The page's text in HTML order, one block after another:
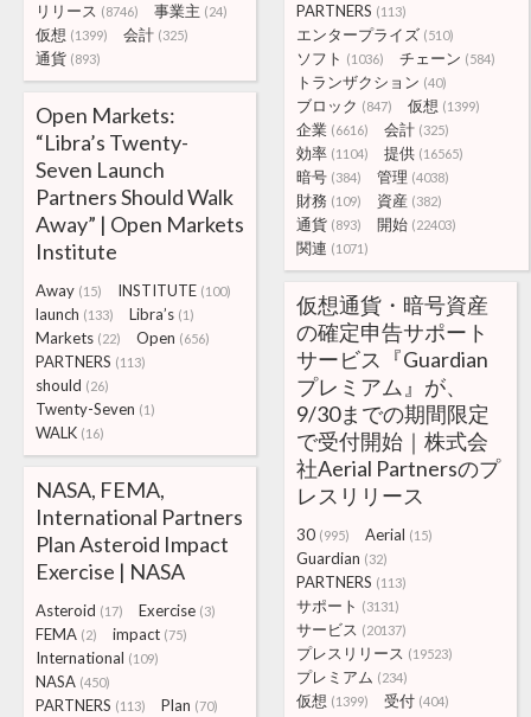
PARTNERS (113)
エンタープライズ (510)
ソフト (1036) チェーン (584)
トランザクション (40)
ブロック (847) 仮想 (1399)
企業 (6616) 会計 (325)
効率 (1104) 提供 (16565)
暗号 (384) 管理 (4038)
財務 (109) 資産 (382)
通貨 (893) 開始 (22403)
関連 (1071)
リリース (8746) 事業主 (24)
仮想 (1399) 会計 (325)
通貨 (893)
Open Markets:
“Libra’s Twenty-
Seven Launch
Partners Should Walk
Away” | Open Markets
Institute
Away (15) INSTITUTE (100)
launch (133) Libra’s (1)
Markets (22) Open (656)
PARTNERS (113)
should (26)
Twenty-Seven (1)
WALK (16)
仮想通貨・暗号資産
の確定申告サポート
サービス『Guardian
プレミアム』が、
9/30までの期間限定
で受付開始｜株式会
社Aerial Partnersのプ
レスリリース
30 (995) Aerial (15)
Guardian (32)
PARTNERS (113)
サポート (3131)
サービス (20137)
プレスリリース (19523)
プレミアム (234)
仮想 (1399) 受付 (404)
NASA, FEMA,
International Partners
Plan Asteroid Impact
Exercise | NASA
Asteroid (17) Exercise (3)
FEMA (2) impact (75)
International (109)
NASA (450)
PARTNERS (113) Plan (70)